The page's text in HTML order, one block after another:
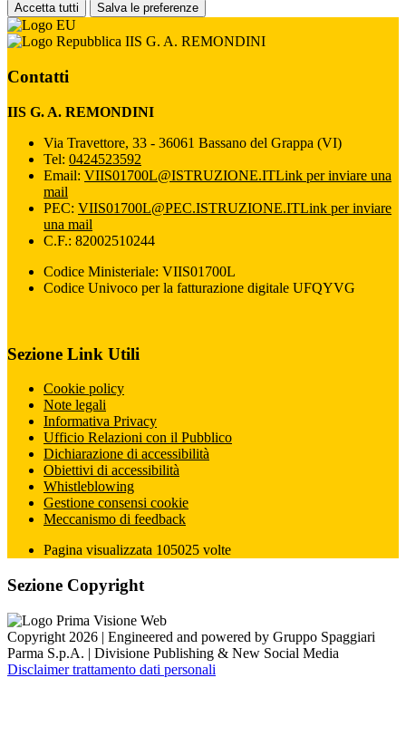
Accetta tutti Salva le preferenze
IIS G. A. REMONDINI
Contatti
IIS G. A. REMONDINI
Via Travettore, 33 - 36061 Bassano del Grappa (VI)
Tel: 0424523592
Email: VIIS01700L@ISTRUZIONE.ITLink per inviare una
mail
PEC: VIIS01700L@PEC.ISTRUZIONE.ITLink per inviare
una mail
C.F.: 82002510244
Codice Ministeriale: VIIS01700L
Codice Univoco per la fatturazione digitale UFQYVG
Sezione Link Utili
Cookie policy
Note legali
Informativa Privacy
Ufficio Relazioni con il Pubblico
Dichiarazione di accessibilità
Obiettivi di accessibilità
Whistleblowing
Gestione consensi cookie
Meccanismo di feedback
Pagina visualizzata 105025 volte
Sezione Copyright
Copyright 2026 | Engineered and powered by Gruppo Spaggiari
Parma S.p.A. | Divisione Publishing & New Social Media
Disclaimer trattamento dati personali